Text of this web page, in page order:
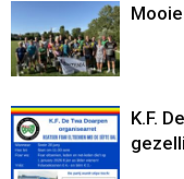
K.F.